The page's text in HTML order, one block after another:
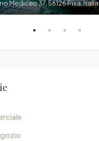
Mediceo 37, 56126 Pisa, Italia